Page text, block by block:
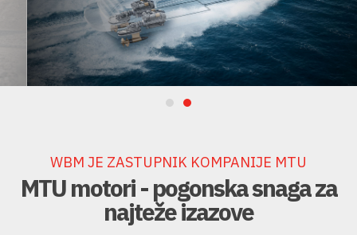
WBM JE ZASTUPNIK KOMPANIJE MTU
MTU motori - pogonska snaga za
najteže izazove